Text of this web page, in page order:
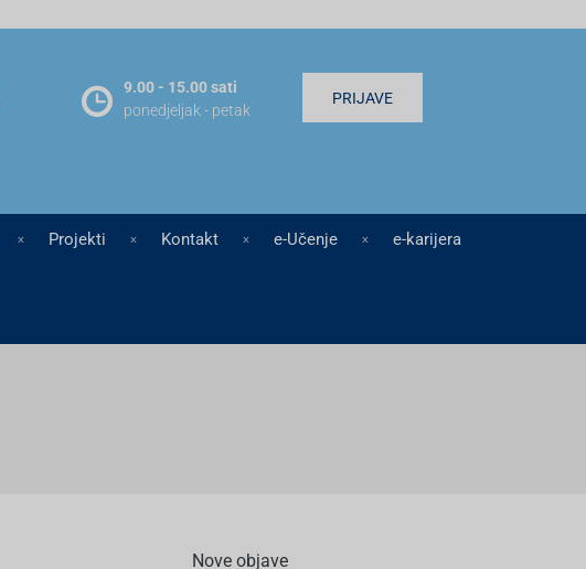
9.00 - 15.00 sati
ponedjeljak - petak
PRIJAVE
Projekti Kontakt e-Učenje e-karijera
Nove objave